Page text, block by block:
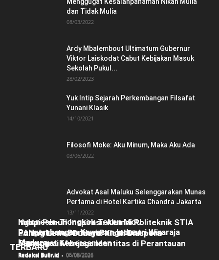
dan Tidak Mulia
08/03/2022
Ardy Mbalembout Ultimatum Gubernur
Viktor Laiskodat Cabut Kebijakan Masuk
Sekolah Pukul...
28/02/2023
Yuk Intip Sejarah Perkembangan Filsafat
Yunani Klasik
14/10/2021
Filosofi Moke: Aku Minum, Maka Aku Ada
03/06/2022
Advokat Asal Maluku Selenggarakan Munas
Pertama di Hotel Kartika Chandra Jakarta
13/11/2022
TERBARU
Indonesia-Tiongkok Teken MoU
Pengembangan Kawasan Industri Wiraraja
Madura
Redaksi Bulir.id - 06/08/2026
Ngopi Penuh Inspirasi: Alumni Politeknik STIA
LAN Jakarta Berbagi Pengalaman dan
Semangat Kebersamaan
Redaksi Bulir.id - 05/08/2026
Pulang Lewat Budaya: Kisah Diaspora
Manggarai Menjaga Identitas di Perantauan
Redaksi Bulir.id - 04/08/2026